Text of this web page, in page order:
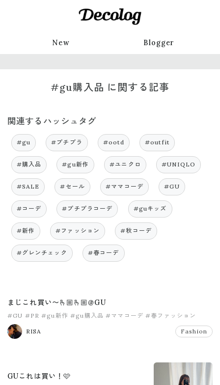
New Blogger
#gu購入品 に関する記事
関連するハッシュタグ
#gu #プチプラ #ootd #outfit
#購入品 #gu新作 #ユニクロ #UNIQLO
#SALE #セール #ママコーデ #GU
#コーデ #プチプラコーデ #guキッズ
#新作 #ファッション #秋コーデ
#グレンチェック #春コーデ
まじこれ買い〜🫰🏼🫰🏼@GU
#GU #PR #gu新作 #gu購入品 #ママコーデ #春ファッション
RISA Fashion
GUこれは買い！🩷